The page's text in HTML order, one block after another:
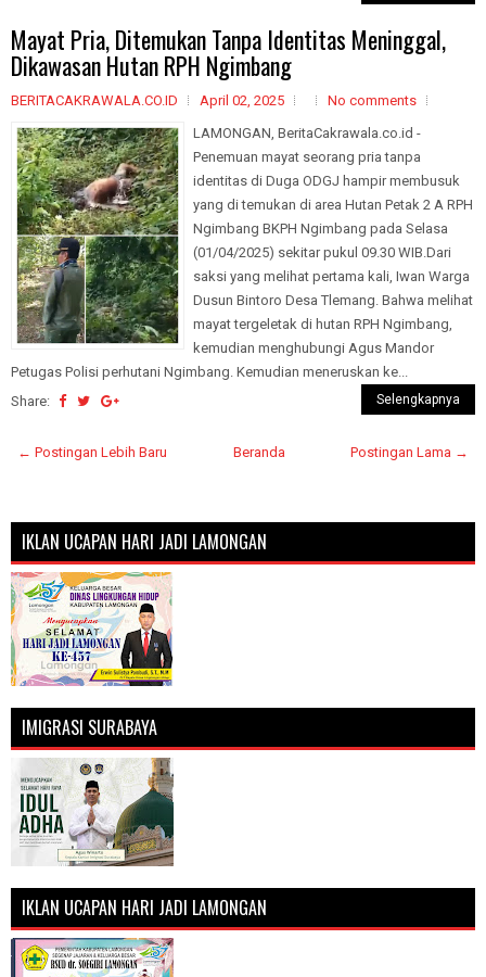
Mayat Pria, Ditemukan Tanpa Identitas Meninggal,
Dikawasan Hutan RPH Ngimbang
BERITACAKRAWALA.CO.ID April 02, 2025
No comments
LAMONGAN, BeritaCakrawala.co.id -
Penemuan mayat seorang pria tanpa
identitas di Duga ODGJ hampir membusuk
yang di temukan di area Hutan Petak 2 A RPH
Ngimbang BKPH Ngimbang pada Selasa
(01/04/2025) sekitar pukul 09.30 WIB.Dari
saksi yang melihat pertama kali, Iwan Warga
Dusun Bintoro Desa Tlemang. Bahwa melihat
mayat tergeletak di hutan RPH Ngimbang,
kemudian menghubungi Agus Mandor
Petugas Polisi perhutani Ngimbang. Kemudian meneruskan ke...
Share:
Selengkapnya
← Postingan Lebih Baru Postingan Lama →
Beranda
IKLAN UCAPAN HARI JADI LAMONGAN
IMIGRASI SURABAYA
IKLAN UCAPAN HARI JADI LAMONGAN